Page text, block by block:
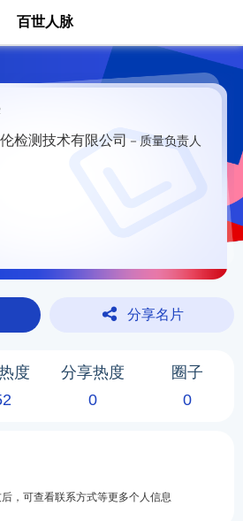
百世人脉
检测技术有限公司 －质量负责人
分享名片
度
分享热度
0
圈子
0
，可查看联系方式等更多个人信息